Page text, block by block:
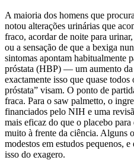
A maioria dos homens que
notou alterações urinárias que
fraco, acordar de noite para
ou a sensação de que a bexiga
sintomas apontam habitualmente
próstata (HBP) — um aumento
exactamente isso que quase todos
próstata” visam. O ponto de
fraca. Para o saw palmetto, o
financiados pelo NIH e uma
mais eficaz do que o placebo para
muito à frente da ciência. Alguns
modestos em estudos pequenos,
isso do exagero.